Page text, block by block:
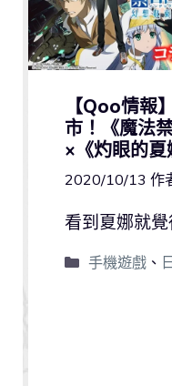
【Qoo情報
市！《魔法
×《灼眼的夏
2020/10/13 作
看到夏娜就
手機遊戲、